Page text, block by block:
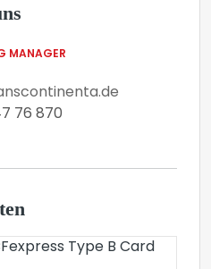
MANAGER
76 870